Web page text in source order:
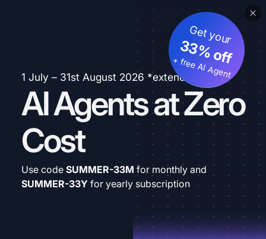
1 July – 31st August 2026 *extended
AI Agents at Zero
Cost
Get your
33% off
+ free AI Agent
Use code SUMMER-33M for monthly and
SUMMER-33Y for yearly subscription